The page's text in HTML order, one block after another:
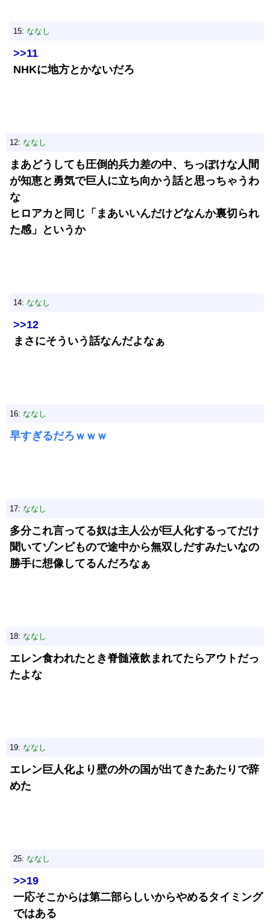
15: ななし
>>11
NHKに地方とかないだろ
12: ななし
まあどうしても圧倒的兵力差の中、ちっぽけな人間
が知恵と勇気で巨人に立ち向かう話と思っちゃうわ
な
ヒロアカと同じ「まあいいんだけどなんか裏切られ
た感」というか
14: ななし
>>12
まさにそういう話なんだよなぁ
16: ななし
早すぎるだろｗｗｗ
17: ななし
多分これ言ってる奴は主人公が巨人化するってだけ
聞いてゾンビもので途中から無双しだすみたいなの
勝手に想像してるんだろなぁ
18: ななし
エレン食われたとき脊髄液飲まれてたらアウトだっ
たよな
19: ななし
エレン巨人化より壁の外の国が出てきたあたりで辞
めた
25: ななし
>>19
一応そこからは第二部らしいからやめるタイミング
ではある